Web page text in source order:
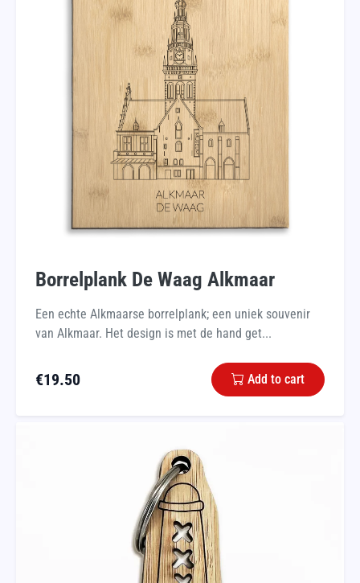
Borrelplank De Waag Alkmaar
Een echte Alkmaarse borrelplank; een uniek souvenir
van Alkmaar. Het design is met de hand get...
€19.50 Add to cart